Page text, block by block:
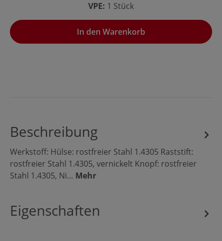
VPE: 1 Stück
In den Warenkorb
Beschreibung
Werkstoff: Hülse: rostfreier Stahl 1.4305 Raststift:
rostfreier Stahl 1.4305, vernickelt Knopf: rostfreier
Stahl 1.4305, Ni… Mehr
Eigenschaften